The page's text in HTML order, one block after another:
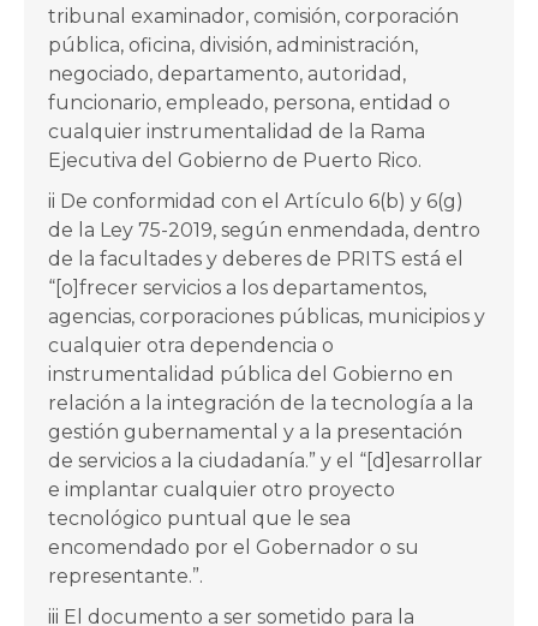
tribunal examinador, comisión, corporación
pública, oficina, división, administración,
negociado, departamento, autoridad,
funcionario, empleado, persona, entidad o
cualquier instrumentalidad de la Rama
Ejecutiva del Gobierno de Puerto Rico.
ii De conformidad con el Artículo 6(b) y 6(g)
de la Ley 75-2019, según enmendada, dentro
de la facultades y deberes de PRITS está el
“[o]frecer servicios a los departamentos,
agencias, corporaciones públicas, municipios y
cualquier otra dependencia o
instrumentalidad pública del Gobierno en
relación a la integración de la tecnología a la
gestión gubernamental y a la presentación
de servicios a la ciudadanía.” y el “[d]esarrollar
e implantar cualquier otro proyecto
tecnológico puntual que le sea
encomendado por el Gobernador o su
representante.”.
iii El documento a ser sometido para la